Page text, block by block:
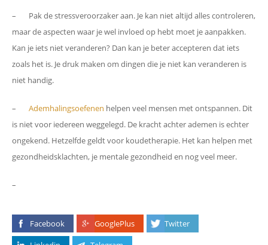
– Pak de stressveroorzaker aan. Je kan niet altijd alles controleren,
maar de aspecten waar je wel invloed op hebt moet je aanpakken.
Kan je iets niet veranderen? Dan kan je beter accepteren dat iets
zoals het is. Je druk maken om dingen die je niet kan veranderen is
niet handig.
– Ademhalingsoefenen helpen veel mensen met ontspannen. Dit
is niet voor iedereen weggelegd. De kracht achter ademen is echter
ongekend. Hetzelfde geldt voor koudetherapie. Het kan helpen met
gezondheidsklachten, je mentale gezondheid en nog veel meer.
–
Facebook GooglePlus
Twitter